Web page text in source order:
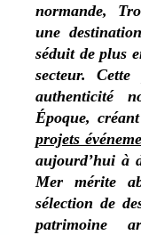
normande,
une
séduit de plus
secteur.
authenticité
Époque,
projets
aujourd’hui à
Mer mérite
sélection de
patrimoine